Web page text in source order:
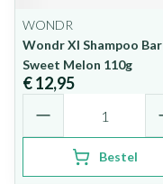
WONDR
Wondr Xl Shampoo Bar
Sweet Melon 110g
€ 12,95
Bestel